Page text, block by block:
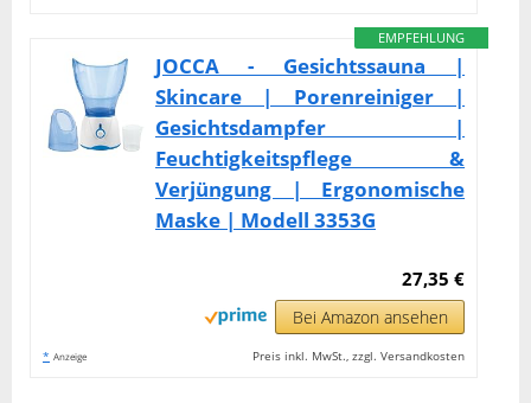
EMPFEHLUNG
JOCCA - Gesichtssauna |
Skincare | Porenreiniger |
Gesichtsdampfer |
Feuchtigkeitspflege &
Verjüngung | Ergonomische
Maske | Modell 3353G
27,35 €
Bei Amazon ansehen
* Anzeige Preis inkl. MwSt., zzgl. Versandkosten